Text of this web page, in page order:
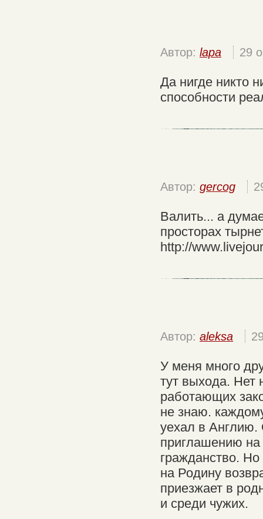
Автор: lapa 29
Да нигде никто
способности
Автор: gercog
Валить... а
просторах
http://
Автор: aleksa
У меня много
тут выхода. Нет
работающих
не знаю.
уехал в Англию.
приглашению
гражданство.
на Родину
приезжает в
и среди чужих.